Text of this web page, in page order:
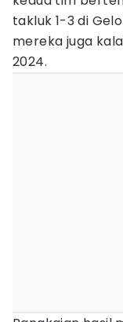
takluk 1-3 di
mereka juga
2024.